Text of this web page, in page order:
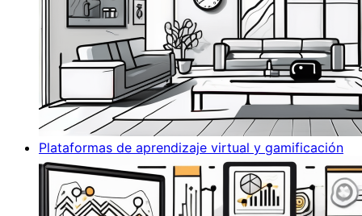
Plataformas de aprendizaje virtual y gamificación